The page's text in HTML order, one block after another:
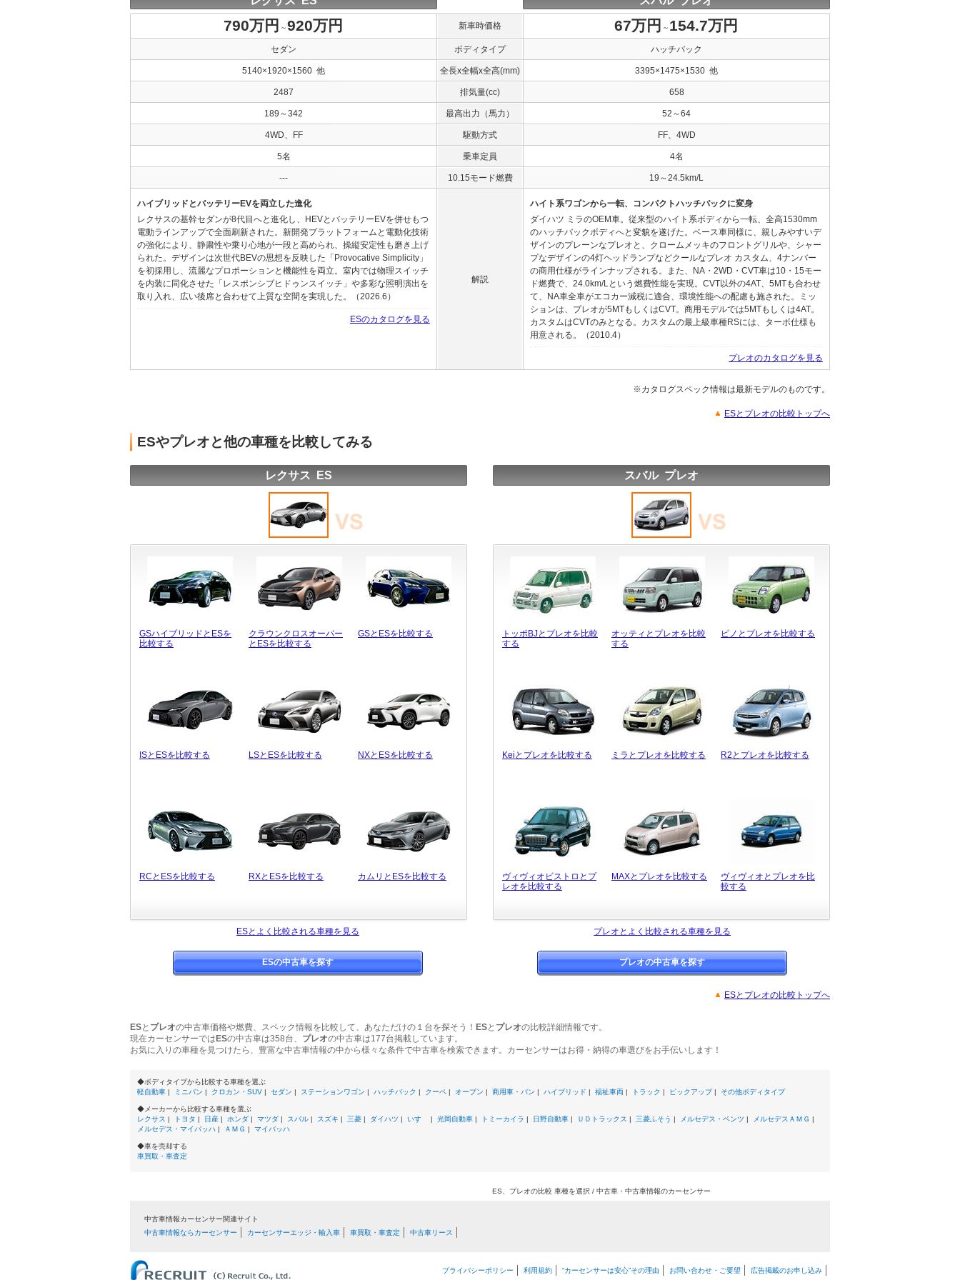
790万円 ～920万円 新車時価格 67万円 ～ 154.7万円
セダン ボディタイプ ハッチバック
5140×1920×1560 他 全長x全幅x全高(mm) 3395×1475×1530 他
2487 排気量(cc) 658
189～342 最高出力（馬力） 52～64
4WD、FF 駆動方式 FF、4WD
5名 乗車定員 4名
--- 10.15モード燃費 19～24.5km/L
ハイブリッドとバッテリーEVを両立した進化
レクサスの基幹セダンが8代目へと進化し、HEVとバッテリーEVを併せもつ
電動ラインアップで全面刷新された。新開発プラットフォームと電動化技術
の強化により、静粛性や乗り心地が一段と高められ、操縦安定性も磨き上げ
られた。デザインは次世代BEVの思想を反映した「Provocative Simplicity」
を初採用し、流麗なプロポーションと機能性を両立。室内では物理スイッチ
を内装に同化させた「レスポンシブヒドゥンスイッチ」や多彩な照明演出を
取り入れ、広い後席と合わせて上質な空間を実現した。（2026.6）
ESのカタログを見る
解説
ハイト系ワゴンから一転、コンパクトハッチバックに変身
ダイハツ ミラのOEM車。従来型のハイト系ボディから一転、全高1530mm
のハッチバックボディへと変貌を遂げた。ベース車同様に、親しみやすいデ
ザインのプレーンなプレオと、クロームメッキのフロントグリルや、シャー
プなデザインの4灯ヘッドランプなどクールなプレオ カスタム、4ナンバー
の商用仕様がラインナップされる。また、NA・2WD・CVT車は10・15モー
ド燃費で、24.0km/Lという燃費性能を実現。CVT以外の4AT、5MTも合わせ
て、NA車全車がエコカー減税に適合、環境性能への配慮も施された。ミッ
ションは、プレオが5MTもしくはCVT。商用モデルでは5MTもしくは4AT。
カスタムはCVTのみとなる。カスタムの最上級車種RSには、ターボ仕様も
用意される。（2010.4）
プレオのカタログを見る
※カタログスペック情報は最新モデルのものです。
ESとプレオの比較トップへ
ESやプレオと他の車種を比較してみる
レクサス ES
GSハイブリッドとESを
比較する
クラウンクロスオーバー
とESを比較する
GSとESを比較する
ISとESを比較する LSとESを比較する NXとESを比較する
RCとESを比較する RXとESを比較する カムリとESを比較する
スバル プレオ
トッポBJとプレオを比較
する
オッティとプレオを比較
する
ピノとプレオを比較する
Keiとプレオを比較する ミラとプレオを比較する R2とプレオを比較する
ヴィヴィオビストロとプ
レオを比較する
MAXとプレオを比較する
ヴィヴィオとプレオを比
較する
ESとよく比較される車種を見る プレオとよく比較される車種を見る
ESの中古車を探す プレオの中古車を探す
ESとプレオの比較トップへ
ESと プレオの中古車価格や燃費、スペック情報を比較して、あなただけの１台を探そう！ ESと プレオの比較詳細情報です。
現在カーセンサーでは ESの中古車は358台、 プレオの中古車は177台掲載しています。
お気に入りの車種を見つけたら、豊富な中古車情報の中から様々な条件で中古車を検索できます。カーセンサーはお得・納得の車選びをお手伝いします！
◆ボディタイプから比較する車種を選ぶ
軽自動車 | ミニバン | クロカン・SUV | セダン | ステーションワゴン | ハッチバック | クーペ | オープン | 商用車・バン | ハイブリッド | 福祉車両 | トラック | ピックアップ| その他ボディタイプ
◆メーカーから比較する車種を選ぶ
レクサス | トヨタ | 日産 | ホンダ | マツダ | スバル | スズキ | 三菱 | ダイハツ | いすゞ | 光岡自動車 | トミーカイラ | 日野自動車 | ＵＤトラックス | 三菱ふそう | メルセデス・ベンツ | メルセデスＡＭＧ |
メルセデス・マイバッハ | ＡＭＧ | マイバッハ
◆車を売却する
車買取・車査定
ES、プレオの比較 車種を選択 / 中古車・中古車情報のカーセンサー
中古車情報カーセンサー関連サイト
中古車情報ならカーセンサー
カーセンサーエッジ・輸入車 車買取・車査定 中古車リース
プライバシーポリシー 利用規約 “カーセンサーは安心”その理由 お問い合わせ・ご要望 広告掲載のお申し込み